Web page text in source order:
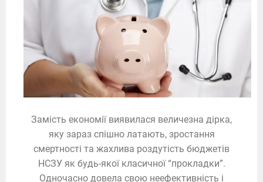
Замість економії виявилася величезна дірка,
яку зараз спішно латають, зростання
смертності та жахлива роздутість бюджетів
НСЗУ як будь-якої класичної “прокладки”.
Одночасно довела свою неефективність і